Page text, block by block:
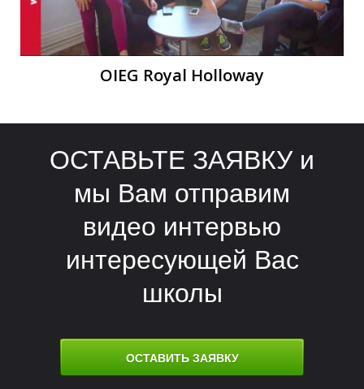
В
В
OIEG Royal Holloway
ОСТАВЬТЕ ЗАЯВКУ и
мы Вам отправим
видео интервью
интересующей Вас
школы
ОСТАВИТЬ ЗАЯВКУ